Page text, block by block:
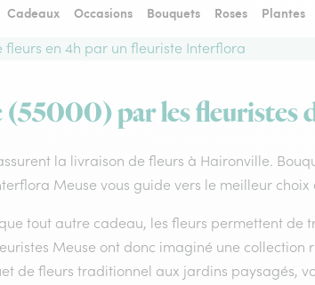
Cadeaux Occasions Bouquets Roses Plantes
fleurs en 4h par un fleuriste Interflora
par les fleuristes
la livraison de fleurs à Haironville.
Meuse vous guide vers le meilleur
tout autre cadeau, les fleurs permettent de
Meuse ont donc imaginé une collection
de fleurs traditionnel aux jardins paysagés,